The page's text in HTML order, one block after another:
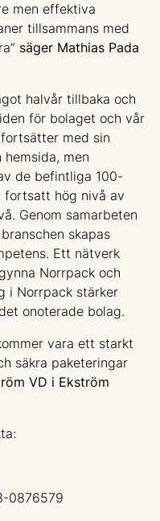
men effektiva
tillsammans med
säger Mathias Pada
halvår tillbaka och
för bolaget och vår
med sin
men
de befintliga 100-
fortsatt hög nivå av
Genom samarbeten
skapas
Ett nätverk
Norrpack och
i Norrpack stärker
onoterade bolag.
vara ett starkt
säkra paketeringar
VD i Ekström
0876579